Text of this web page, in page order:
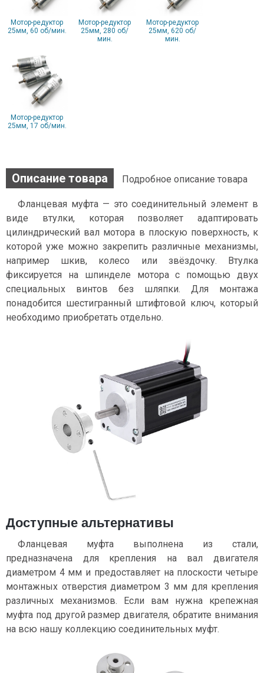
Мотор-редуктор
25мм, 60 об/мин.
Мотор-редуктор
25мм, 280 об/
мин.
Мотор-редуктор
25мм, 620 об/
мин.
Мотор-редуктор
25мм, 17 об/мин.
Описание товара Подробное описание товара
Фланцевая муфта — это соединительный элемент в
виде втулки, которая позволяет адаптировать
цилиндрический вал мотора в плоскую поверхность, к
которой уже можно закрепить различные механизмы,
например шкив, колесо или звёздочку. Втулка
фиксируется на шпинделе мотора с помощью двух
специальных винтов без шляпки. Для монтажа
понадобится шестигранный штифтовой ключ, который
необходимо приобретать отдельно.
Доступные альтернативы
Фланцевая муфта выполнена из стали,
предназначена для крепления на вал двигателя
диаметром 4 мм и предоставляет на плоскости четыре
монтажных отверстия диаметром 3 мм для крепления
различных механизмов. Если вам нужна крепежная
муфта под другой размер двигателя, обратите внимания
на всю нашу коллекцию соединительных муфт.